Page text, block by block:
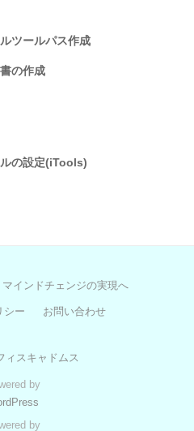
ツールパス作成
の作成
の設定(iTools)
マインドチェンジの実現へ
シー お問い合わせ
ィスキャドムス
by
by